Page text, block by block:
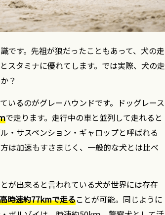
です。先祖が狼だったこともあって、犬の走
スタミナに優れてします。では実際、犬の走
？
いるのがグレーハウンドです。ドッグレース
で走ります。走行中の車と並列して走れると
・サスペンション・ギャロップと呼ばれる
は加速もすさまじく、一般的な犬とは比べ
が出来ると言われている犬が世界には存在
時速約77kmで走ることが可能。同じように